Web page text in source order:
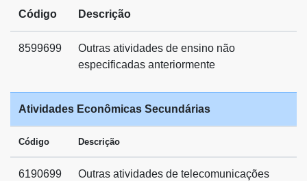
Código Descrição
8599699
Outras atividades de ensino não
especificadas anteriormente
Atividades Econômicas Secundárias
Código Descrição
6190699
Outras atividades de telecomunicações